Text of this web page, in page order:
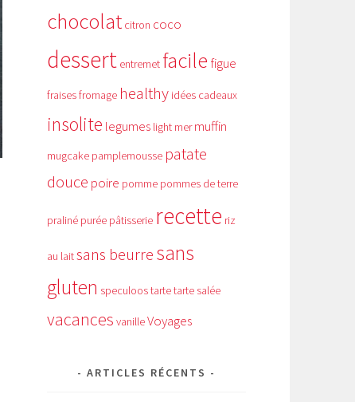
chocolat citron coco
dessert entremet facile figue
fraisesfromage healthy idées cadeaux
insolite legumes light mer muffin
mugcake pamplemousse patate
douce poire pomme pommes de terre
praliné purée pâtisserie recette riz
au laitsans beurresans
gluten speculoostartetarte salée
vacances vanilleVoyages
ARTICLES RÉCENTS